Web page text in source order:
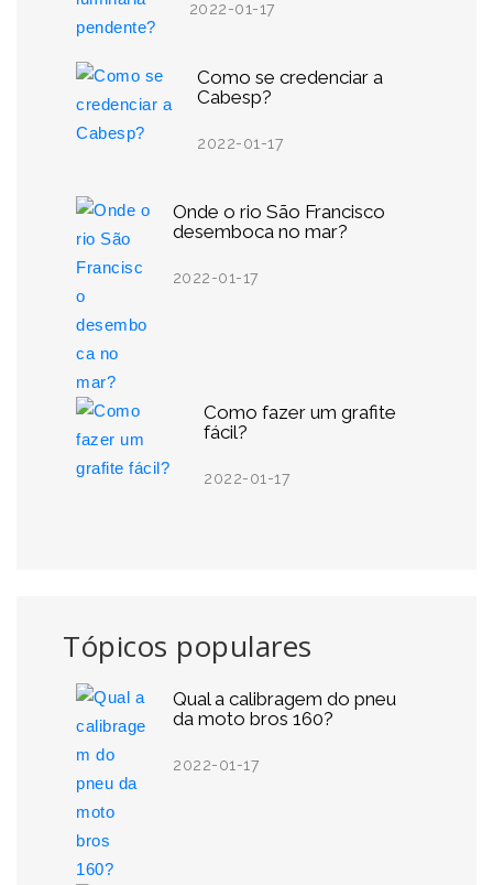
2022-01-17
Como se credenciar a
Cabesp?
2022-01-17
Onde o rio São Francisco
desemboca no mar?
2022-01-17
Como fazer um grafite
fácil?
2022-01-17
Tópicos populares
Qual a calibragem do pneu
da moto bros 160?
2022-01-17